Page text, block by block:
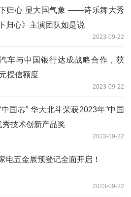
归心 显大国气象 ——诗乐舞大秀
下归心》主演团队如是说
2023-09-22
车与中国银行达成战略合作，获
授信额度
2023-09-22
中国芯” 华大北斗荣获2023年“中国
秀技术创新产品奖
2023-09-22
电五金展预登记全面开启！
2023-09-22